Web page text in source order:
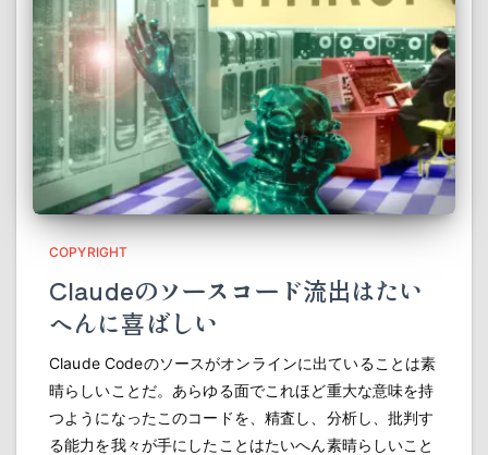
COPYRIGHT
Claudeのソースコード流出はたい
へんに喜ばしい
Claude Codeのソースがオンラインに出ていることは素
晴らしいことだ。あらゆる面でこれほど重大な意味を持
つようになったこのコードを、精査し、分析し、批判す
る能力を我々が手にしたことはたいへん素晴らしいこと